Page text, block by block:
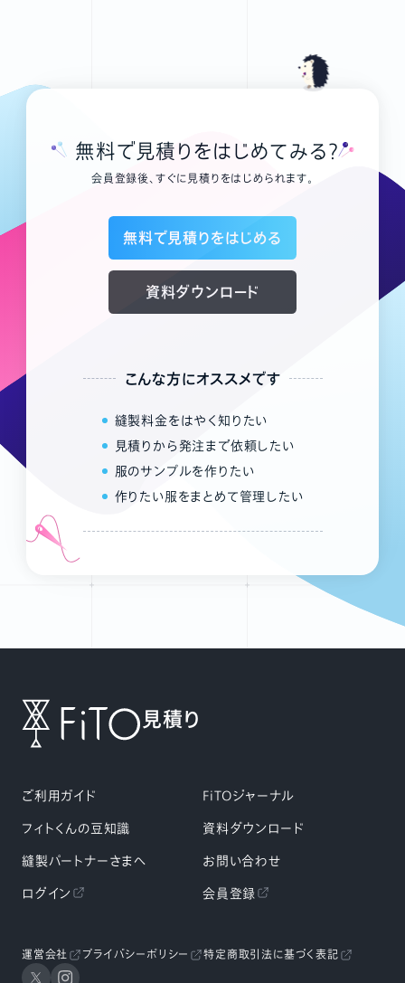
無料で見積りをはじめてみる？
会員登録後、すぐに見積りをはじめられます。
無料で見積りをはじめる
資料ダウンロード
こんな方にオススメです
縫製料金をはやく知りたい
見積りから発注まで依頼したい
服のサンプルを作りたい
作りたい服をまとめて管理したい
見積り
ご利用ガイド
フィトくんの豆知識
縫製パートナーさまへ
FiTOジャーナル
資料ダウンロード
お問い合わせ
ログイン
会員登録
運営会社 プライバシーポリシー 特定商取引法に基づく表記